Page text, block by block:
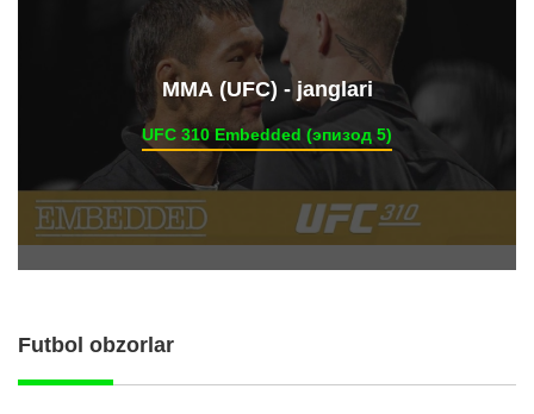
ММА (UFC) - janglari
UFC 310 Embedded (эпизод 5)
Futbol obzorlar